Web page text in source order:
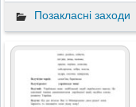
Позакласні заходи